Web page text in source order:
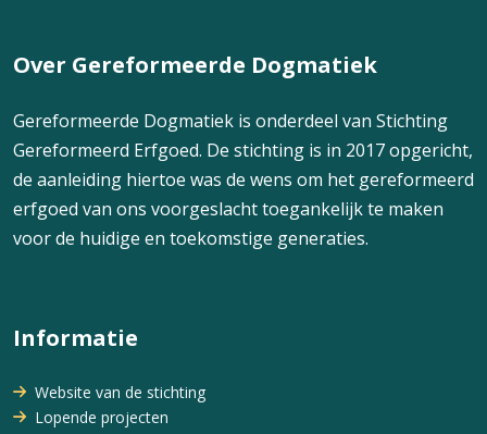
Over Gereformeerde Dogmatiek
Gereformeerde Dogmatiek is onderdeel van Stichting
Gereformeerd Erfgoed. De stichting is in 2017 opgericht,
de aanleiding hiertoe was de wens om het gereformeerd
erfgoed van ons voorgeslacht toegankelijk te maken
voor de huidige en toekomstige generaties.
Informatie
Website van de stichting
Lopende projecten